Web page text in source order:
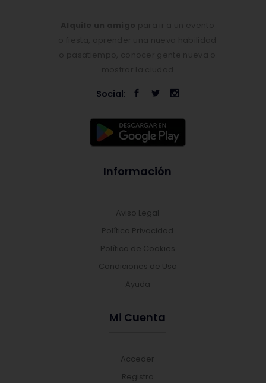
Social:
Información
Aviso Legal
Política Privacidad
Política de Cookies
Condiciones de Uso
Ayuda
Mi Cuenta
Acceder
Registro